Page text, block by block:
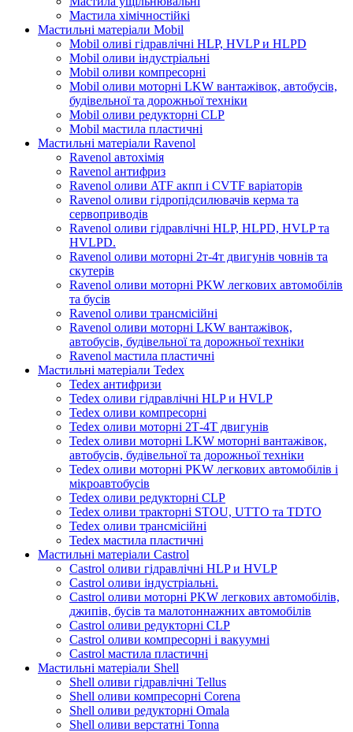
Мастила хімічностійкі
Мастильні матеріали Mobil
Mobil оливі гідравлічні HLP, HVLP и HLPD
Mobil оливи індустріальні
Mobil оливи компресорні
Mobil оливи моторні LKW вантажівок, автобусів,
будівельної та дорожньої техніки
Mobil оливи редукторні CLP
Mobil мастила пластичні
Мастильні матеріали Ravenol
Ravenol автохімія
Ravenol антифриз
Ravenol оливи ATF акпп і CVTF варіаторів
Ravenol оливи гідропідсилювачів керма та
сервоприводів
Ravenol оливи гідравлічні HLP, HLPD, HVLP та
HVLPD.
Ravenol оливи моторні 2т-4т двигунів човнів та
скутерів
Ravenol оливи моторні PKW легкових автомобілів
та бусів
Ravenol оливи трансмісійні
Ravenol оливи моторні LKW вантажівок,
автобусів, будівельної та дорожньої техніки
Ravenol мастила пластичні
Мастильні матеріали Tedex
Tedex антифризи
Tedex оливи гідравлічні HLP и HVLP
Tedex оливи компресорні
Tedex оливи моторні 2Т-4Т двигунів
Tedex оливи моторні LKW моторні вантажівок,
автобусів, будівельної та дорожньої техніки
Tedex оливи моторні PKW легкових автомобілів і
мікроавтобусів
Tedex оливи редукторні CLP
Tedex оливи тракторні STOU, UTTO та TDTO
Tedex оливи трансмісійні
Tedex мастила пластичні
Мастильні матеріали Castrol
Castrol оливи гідравлічні HLP и HVLP
Castrol оливи індустріальні.
Castrol оливи моторні PKW легкових автомобілів,
джипів, бусів та малотоннажних автомобілів
Castrol оливи редукторні CLP
Castrol оливи компресорні і вакуумні
Castrol мастила пластичні
Мастильні матеріали Shell
Shell оливи гідравлічні Tellus
Shell оливи компресорні Corena
Shell оливи редукторні Omala
Shell оливи верстатні Tonna